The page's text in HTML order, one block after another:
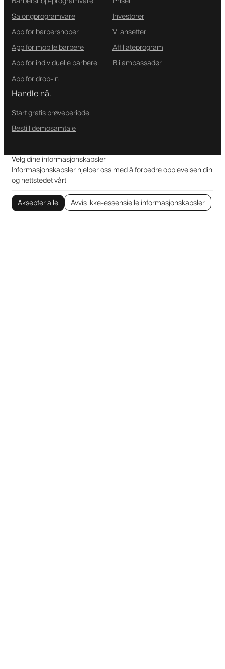
Salongprogramvare
App for barbershoper
App for mobile barbere
App for individuelle barbere
App for drop-in
Investorer
Vi ansetter
Affiliateprogram
Bli ambassadør
Handle nå.
Start gratis prøveperiode
Bestill demosamtale
Velg dine informasjonskapsler
Informasjonskapsler hjelper oss med å forbedre opplevelsen din
og nettstedet vårt
Aksepter alle
Avvis ikke-essensielle informasjonskapsler